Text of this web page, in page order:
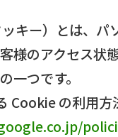
キー）とは、パ
様のアクセス状
一つです。
Cookie の利用方